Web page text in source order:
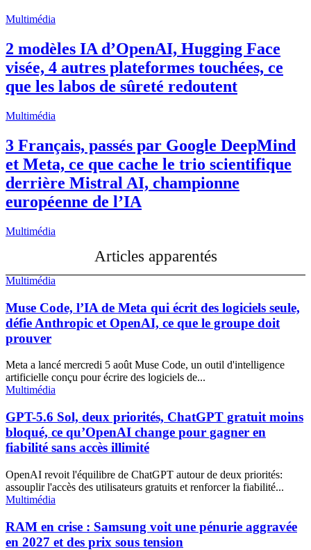
Multimédia
2 modèles IA d’OpenAI, Hugging Face
visée, 4 autres plateformes touchées, ce
que les labos de sûreté redoutent
Multimédia
3 Français, passés par Google DeepMind
et Meta, ce que cache le trio scientifique
derrière Mistral AI, championne
européenne de l’IA
Multimédia
Articles apparentés
Multimédia
Muse Code, l’IA de Meta qui écrit des logiciels seule,
défie Anthropic et OpenAI, ce que le groupe doit
prouver
Meta a lancé mercredi 5 août Muse Code, un outil d'intelligence
artificielle conçu pour écrire des logiciels de...
Multimédia
GPT-5.6 Sol, deux priorités, ChatGPT gratuit moins
bloqué, ce qu’OpenAI change pour gagner en
fiabilité sans accès illimité
OpenAI revoit l'équilibre de ChatGPT autour de deux priorités:
assouplir l'accès des utilisateurs gratuits et renforcer la fiabilité...
Multimédia
RAM en crise : Samsung voit une pénurie aggravée
en 2027 et des prix sous tension